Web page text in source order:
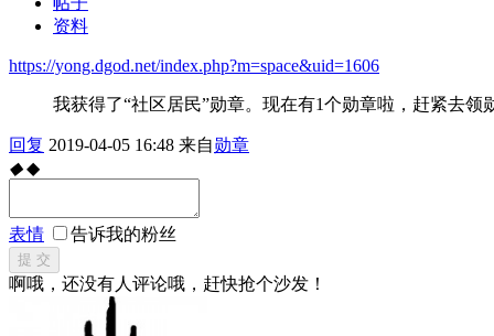
资料
https://yong.dgod.net/index.php?m=space&uid=1606
我获得了“社区居民”勋章。现在有1个勋章啦，赶紧去领
回复 2019-04-05 16:48 来自勋章
◆ ◆
表情 告诉我的粉丝
提 交
啊哦，还没有人评论哦，赶快抢个沙发！